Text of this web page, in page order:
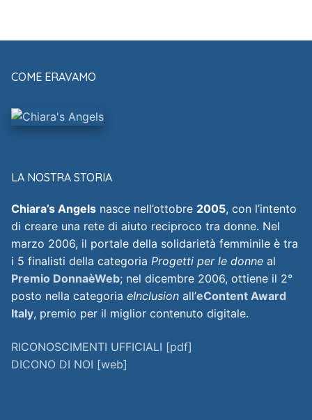
COME ERAVAMO
LA NOSTRA STORIA
Chiara’s Angels nasce nell’ottobre 2005, con l’intento
di creare una rete di aiuto reciproco tra donne. Nel
marzo 2006, il portale della solidarietà femminile è tra
i 5 finalisti della categoria Progetti per le donne al
Premio DonnaèWeb; nel dicembre 2006, ottiene il 2°
posto nella categoria eInclusion all’eContent Award
Italy, premio per il miglior contenuto digitale.
RICONOSCIMENTI UFFICIALI [pdf]
DICONO DI NOI [web]